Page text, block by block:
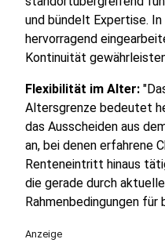
und bündelt Expertise.
hervorragend
Kontinuität
Flexibilität im Alter:
Altersgrenze bedeutet
das Ausscheiden aus
an, bei denen erfahrene
Renteneintritt hinaus
die gerade durch
Rahmenbedingungen
Anzeige